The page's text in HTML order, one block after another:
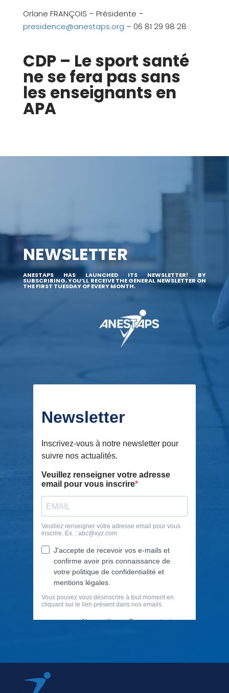
Orlane FRANÇOIS – Présidente –
presidence@anestaps.org – 06 81 29 98 28
CDP – Le sport santé
ne se fera pas sans
les enseignants en
APA
NEWSLETTER
ANESTAPS HAS LAUNCHED ITS NEWSLETTER! BY
SUBSCRIBING, YOU’LL RECEIVE THE GENERAL NEWSLETTER ON
THE FIRST TUESDAY OF EVERY MONTH.